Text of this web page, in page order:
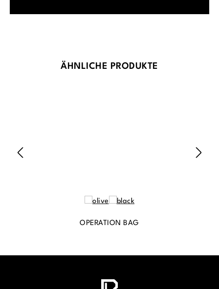
Produktgalerie überspringen
ÄHNLICHE PRODUKTE
OPERATION BAG